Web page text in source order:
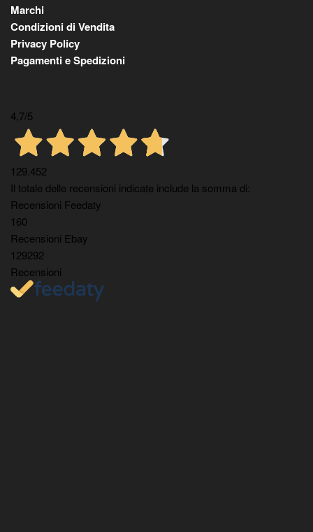
Marchi
Condizioni di Vendita
Privacy Policy
Pagamenti e Spedizioni
4,7/5
129.452
Il totale delle recensioni indicate include la somma di:
Recensioni Feedaty
160
Recensioni Ebay
129292
Recensioni